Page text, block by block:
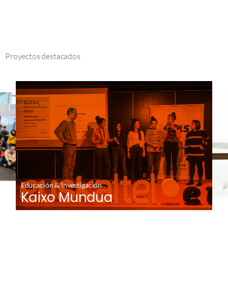
Proyectos destacados
Educación & Investigación
Kaixo Mundua